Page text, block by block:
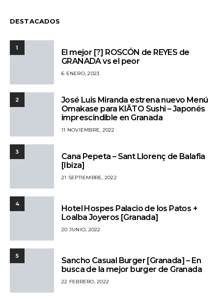
DESTACADOS
1
El mejor [?] ROSCÓN de REYES de
GRANADA vs el peor
6 ENERO, 2023
2
José Luis Miranda estrena nuevo Menú
Omakase para KIĀTO Sushi – Japonés
imprescindible en Granada
11 NOVIEMBRE, 2022
3
Cana Pepeta – Sant Llorenç de Balafia
[Ibiza]
21 SEPTIEMBRE, 2022
4
Hotel Hospes Palacio de los Patos +
Loalba Joyeros [Granada]
20 JUNIO, 2022
5
Sancho Casual Burger [Granada] – En
busca de la mejor burger de Granada
22 FEBRERO, 2022